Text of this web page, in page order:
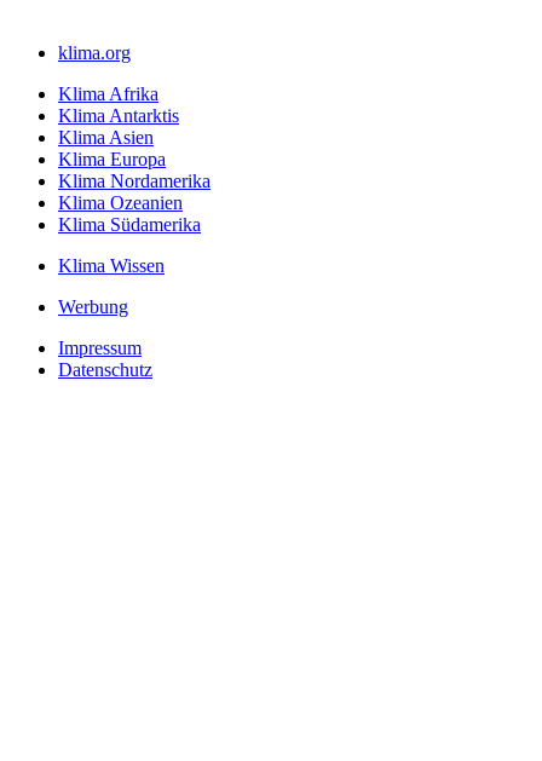
klima.org
Klima Afrika
Klima Antarktis
Klima Asien
Klima Europa
Klima Nordamerika
Klima Ozeanien
Klima Südamerika
Klima Wissen
Werbung
Impressum
Datenschutz